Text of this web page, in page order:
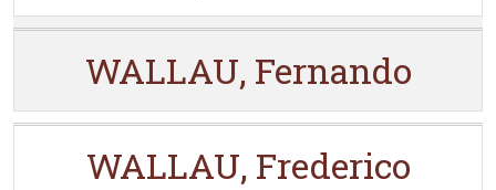
WALLAU, Fernando
WALLAU, Frederico